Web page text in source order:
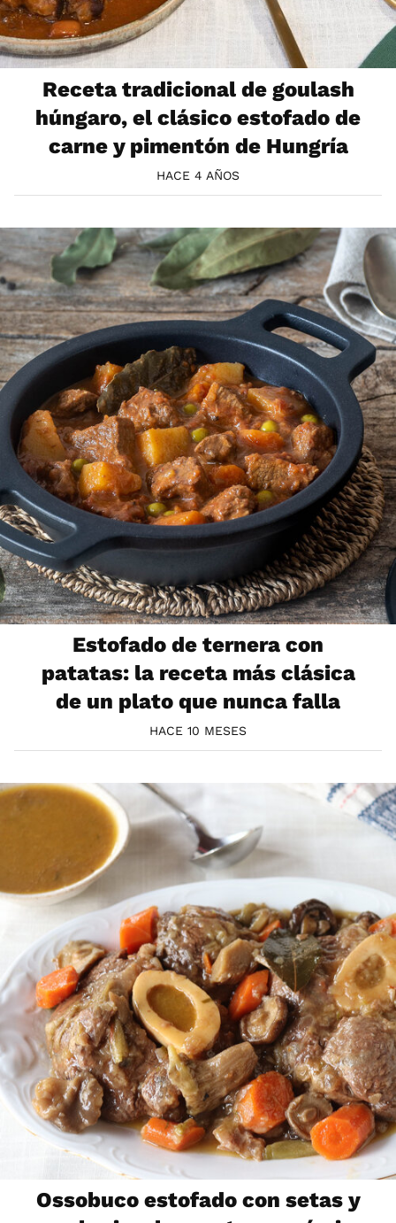
Receta tradicional de goulash
húngaro, el clásico estofado de
carne y pimentón de Hungría
HACE 4 AÑOS
Estofado de ternera con
patatas: la receta más clásica
de un plato que nunca falla
HACE 10 MESES
Ossobuco estofado con setas y